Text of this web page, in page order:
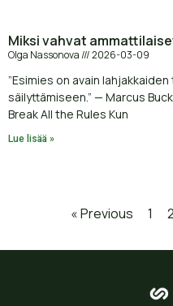
Miksi vahvat
Olga Nassonova 2026-03-09
”Esimies on avain
säilyttämiseen.” — Marcus
Break All the Rules Kun
Lue lisää »
« Previous 1 2